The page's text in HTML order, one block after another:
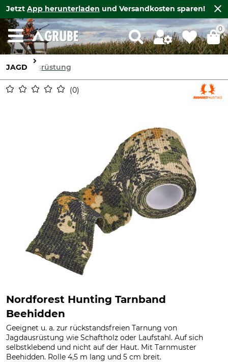
Jetzt App herunterladen und Versandkosten sparen!
0
JAGD Ausrüstung
0
Nordforest Hunting Tarnband
Beehidden
Geeignet u. a. zur rückstandsfreien Tarnung von
Jagdausrüstung wie Schaftholz oder Laufstahl. Auf sich
selbstklebend und nicht auf der Haut. Mit Tarnmuster
Beehidden. Rolle 4,5 m lang und 5 cm breit.